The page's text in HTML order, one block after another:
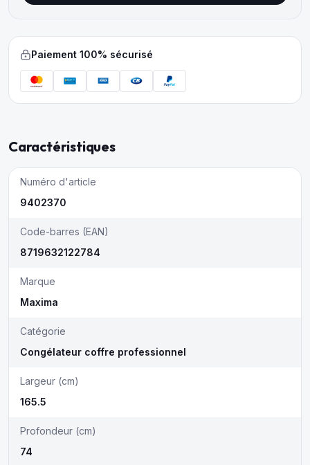
Paiement 100% sécurisé
Caractéristiques
Numéro d'article
9402370
Code-barres (EAN)
8719632122784
Marque
Maxima
Catégorie
Congélateur coffre professionnel
Largeur (cm)
165.5
Profondeur (cm)
74